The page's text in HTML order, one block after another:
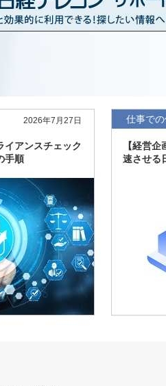
」の2026年版、約3万6千社を
ポート」の最新版、10～3月実
2026年7月27日
イアンスチェック
手順
仕事で
【経営
速させる